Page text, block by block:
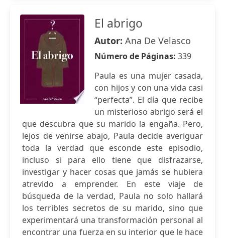
El abrigo
Autor: Ana De Velasco
Número de Páginas: 339
Paula es una mujer casada,
con hijos y con una vida casi
“perfecta”. El día que recibe
un misterioso abrigo será el
que descubra que su marido la engaña. Pero,
lejos de venirse abajo, Paula decide averiguar
toda la verdad que esconde este episodio,
incluso si para ello tiene que disfrazarse,
investigar y hacer cosas que jamás se hubiera
atrevido a emprender. En este viaje de
búsqueda de la verdad, Paula no solo hallará
los terribles secretos de su marido, sino que
experimentará una transformación personal al
encontrar una fuerza en su interior que le hace